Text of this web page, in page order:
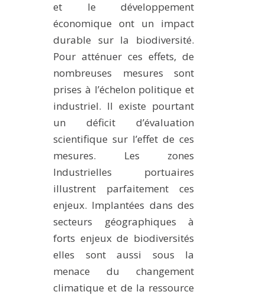
et le développement
économique ont un impact
durable sur la biodiversité.
Pour atténuer ces effets, de
nombreuses mesures sont
prises à l’échelon politique et
industriel. Il existe pourtant
un déficit d’évaluation
scientifique sur l’effet de ces
mesures. Les zones
Industrielles portuaires
illustrent parfaitement ces
enjeux. Implantées dans des
secteurs géographiques à
forts enjeux de biodiversités
elles sont aussi sous la
menace du changement
climatique et de la ressource